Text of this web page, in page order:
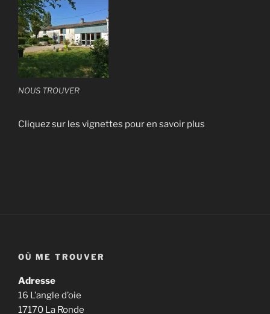
NOUS TROUVER
Cliquez sur les vignettes pour en savoir plus
OÙ ME TROUVER
Adresse
16 L’angle d’oie
17170 La Ronde